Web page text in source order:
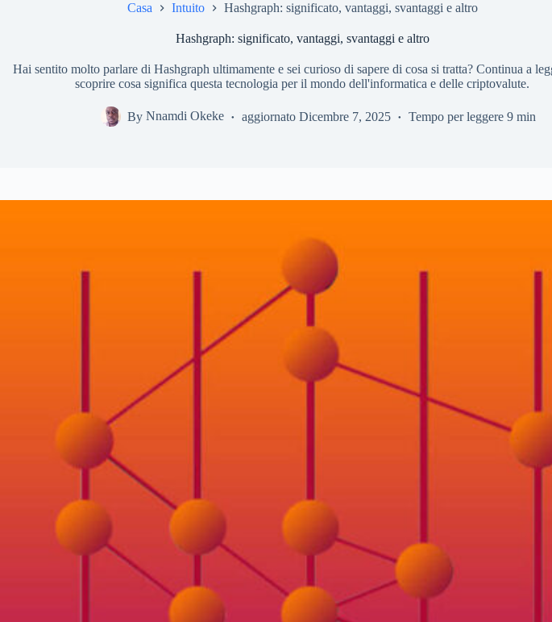
Casa Intuito Hashgraph: significato, vantaggi, svantaggi e altro
Hashgraph: significato, vantaggi, svantaggi e altro
Hai sentito molto parlare di Hashgraph ultimamente e sei curioso di sapere di cosa si tratta? Continua a
scoprire cosa significa questa tecnologia per il mondo dell'informatica e delle criptovalute.
By Nnamdi Okeke aggiornato Dicembre 7, 2025 Tempo per leggere 9 min